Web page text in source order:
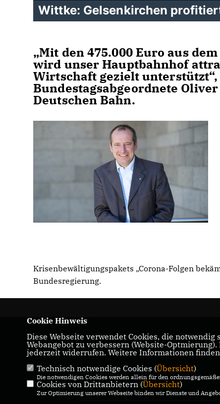
Wittke: Gelsenkirchen
Mit den 475.000 Euro aus
wird unser Hauptbahnhof
Wirtschaft gezielt
Bundestagsabgeordnete
Deutschen Bahn.
Krisenbewältigungspakets „Corona-Folgen
Bundesregierung.
Hier finden Sie Informationen über den CDU
Kreisverband Gelsenkirchen
IMPRESSUM
DATENSCHUTZ
KONTAKT
Cookie Hinweis
Diese Webseite verwendet Cookies, die
Webangebot zu verbessern (Website-
jederzeit widerrufen. Weitere Informationen
Technisch notwendige Cookies (Übersicht)
Die notwendigen Cookies werden allein für den
Cookies von Drittanbietern (Übersicht)
Zur Optimierung unserer Webseite binden wir Dienste und